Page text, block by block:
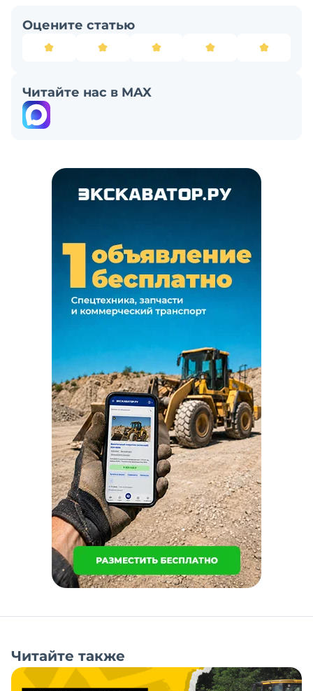
Оцените статью
Читайте нас в MAX
Читайте также